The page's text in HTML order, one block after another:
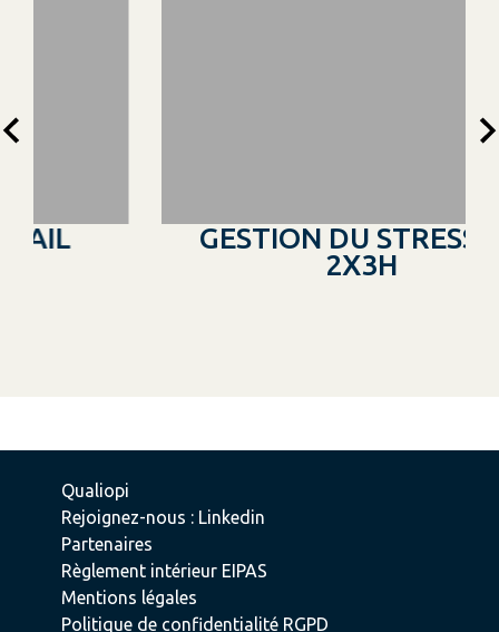
GESTION DU STRESS EN
Qualiopi
Rejoignez-nous : Linkedin
Partenaires
Règlement intérieur EIPAS
Mentions légales
Politique de confidentialité RGPD